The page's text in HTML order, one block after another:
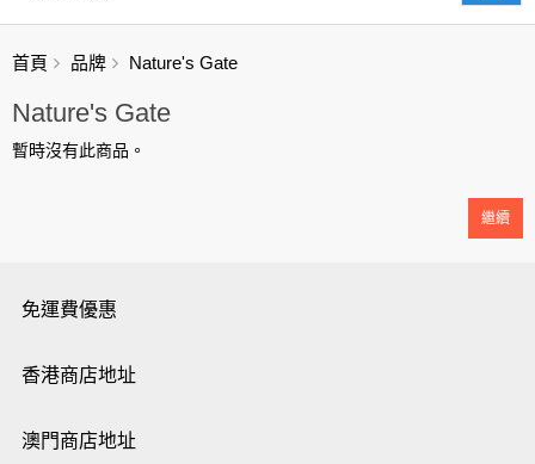
首頁 品牌 Nature's Gate
Nature's Gate
暫時沒有此商品。
繼續
免運費優惠
香港商店地址
澳門商店地址